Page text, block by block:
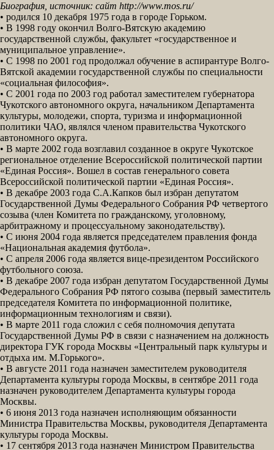
Биография, источник: сайт http://www.mos.ru/
• родился 10 декабря 1975 года в городе Горьком.
• В 1998 году окончил Волго-Вятскую академию
государственной службы, факультет «государственное и
муниципальное управление».
• С 1998 по 2001 год продолжал обучение в аспирантуре Волго-
Вятской академии государственной службы по специальности
«социальная философия».
• С 2001 года по 2003 год работал заместителем губернатора
Чукотского автономного округа, начальником Департамента
культуры, молодежи, спорта, туризма и информационной
политики ЧАО, являлся членом правительства Чукотского
автономного округа.
• В марте 2002 года возглавил созданное в округе Чукотское
региональное отделение Всероссийской политической партии
«Единая Россия». Вошел в состав генерального совета
Всероссийской политической партии «Единая Россия».
• В декабре 2003 года С.А.Капков был избран депутатом
Государственной Думы Федерального Собрания РФ четвертого
созыва (член Комитета по гражданскому, уголовному,
арбитражному и процессуальному законодательству).
• С июня 2004 года является председателем правления фонда
«Национальная академия футбола».
• С апреля 2006 года является вице-президентом Российского
футбольного союза.
• В декабре 2007 года избран депутатом Государственной Думы
Федерального Собрания РФ пятого созыва (первый заместитель
председателя Комитета по информационной политике,
информационным технологиям и связи).
• В марте 2011 года сложил с себя полномочия депутата
Государственной Думы РФ в связи с назначением на должность
директора ГУК города Москвы «Центральный парк культуры и
отдыха им. М.Горького».
• В августе 2011 года назначен заместителем руководителя
Департамента культуры города Москвы, в сентябре 2011 года
назначен руководителем Департамента культуры города
Москвы.
• 6 июня 2013 года назначен исполняющим обязанности
Министра Правительства Москвы, руководителя Департамента
культуры города Москвы.
• 17 сентября 2013 года назначен Министром Правительства